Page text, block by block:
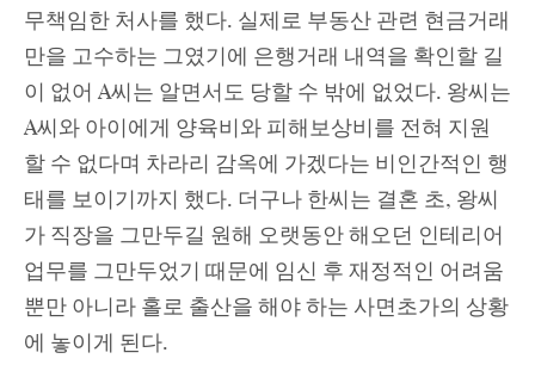
무책임한 처사를 했다. 실제로 부동산 관련 현금거래
만을 고수하는 그였기에 은행거래 내역을 확인할 길
이 없어 A씨는 알면서도 당할 수 밖에 없었다. 왕씨는
A씨와 아이에게 양육비와 피해보상비를 전혀 지원
할 수 없다며 차라리 감옥에 가겠다는 비인간적인 행
태를 보이기까지 했다. 더구나 한씨는 결혼 초, 왕씨
가 직장을 그만두길 원해 오랫동안 해오던 인테리어
업무를 그만두었기 때문에 임신 후 재정적인 어려움
뿐만 아니라 홀로 출산을 해야 하는 사면초가의 상황
에 놓이게 된다.